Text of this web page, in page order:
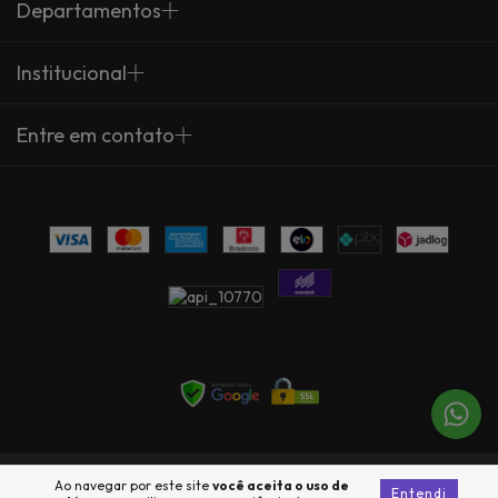
Ao navegar por este site você aceita o uso de
Entendi
Departamentos
Institucional
Entre em contato
Copyright Arte Própria - 23735360000137 - 2026. Todos os direitos